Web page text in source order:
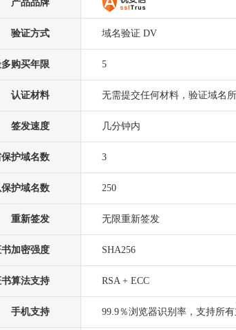
产品品牌
验证方式 域名验证 DV
购买年限 5
认证材料 无需提交任何材料，验证域名
签发速度 几分钟内
护域名数 3
护域名数 250
重新签发 无限重新签发
加密强度 SHA256
算法支持 RSA + ECC
手机支持 99.9％浏览器识别率，支持所